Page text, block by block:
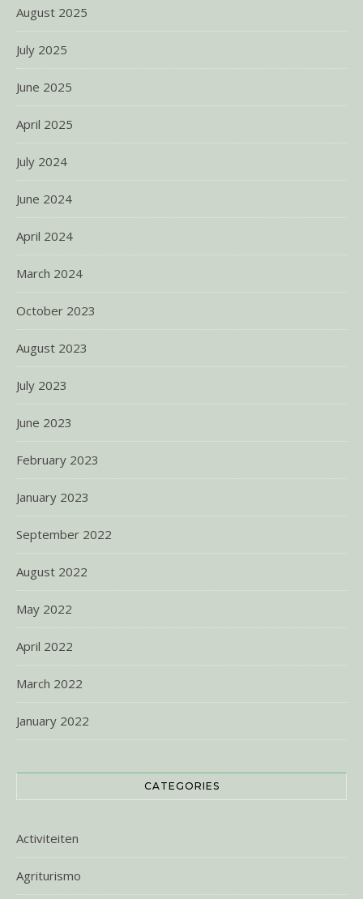
August 2025
July 2025
June 2025
April 2025
July 2024
June 2024
April 2024
March 2024
October 2023
August 2023
July 2023
June 2023
February 2023
January 2023
September 2022
August 2022
May 2022
April 2022
March 2022
January 2022
CATEGORIES
Activiteiten
Agriturismo